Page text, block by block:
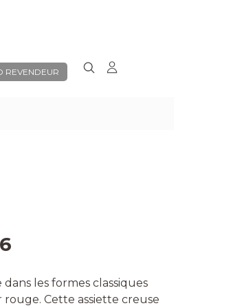
REVENDEUR
les formes classiques
Cette assiette creuse